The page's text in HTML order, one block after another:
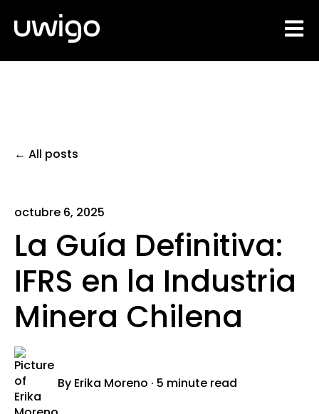
All posts
octubre 6, 2025
La Guía Definitiva:
IFRS en la Industria
Minera Chilena
By Erika Moreno · 5 minute read